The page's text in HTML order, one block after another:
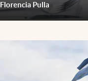
Florencia Pulla